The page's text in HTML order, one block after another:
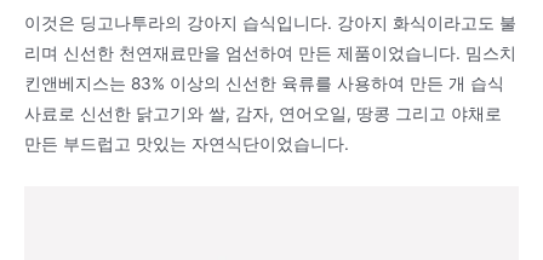
이것은 딩고나투라의 강아지 습식입니다. 강아지 화식이라고도 불
리며 신선한 천연재료만을 엄선하여 만든 제품이었습니다. 밈스치
킨앤베지스는 83% 이상의 신선한 육류를 사용하여 만든 개 습식
사료로 신선한 닭고기와 쌀, 감자, 연어오일, 땅콩 그리고 야채로
만든 부드럽고 맛있는 자연식단이었습니다.